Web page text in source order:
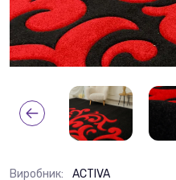
Виробник: ACTIVA